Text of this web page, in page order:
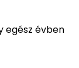
egész évben